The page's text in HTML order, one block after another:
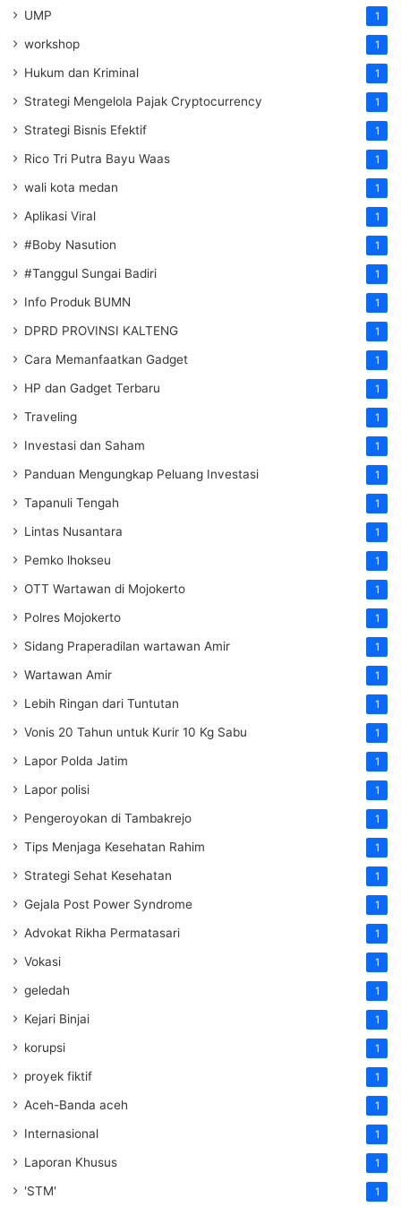
UMP 1
workshop 1
Hukum dan Kriminal 1
Strategi Mengelola Pajak Cryptocurrency 1
Strategi Bisnis Efektif 1
Rico Tri Putra Bayu Waas 1
wali kota medan 1
Aplikasi Viral 1
#Boby Nasution 1
#Tanggul Sungai Badiri 1
Info Produk BUMN 1
DPRD PROVINSI KALTENG 1
Cara Memanfaatkan Gadget 1
HP dan Gadget Terbaru 1
Traveling 1
Investasi dan Saham 1
Panduan Mengungkap Peluang Investasi 1
Tapanuli Tengah 1
Lintas Nusantara 1
Pemko lhokseu 1
OTT Wartawan di Mojokerto 1
Polres Mojokerto 1
Sidang Praperadilan wartawan Amir 1
Wartawan Amir 1
Lebih Ringan dari Tuntutan 1
Vonis 20 Tahun untuk Kurir 10 Kg Sabu 1
Lapor Polda Jatim 1
Lapor polisi 1
Pengeroyokan di Tambakrejo 1
Tips Menjaga Kesehatan Rahim 1
Strategi Sehat Kesehatan 1
Gejala Post Power Syndrome 1
Advokat Rikha Permatasari 1
Vokasi 1
geledah 1
Kejari Binjai 1
korupsi 1
proyek fiktif 1
Aceh-Banda aceh 1
Internasional 1
Laporan Khusus 1
'STM' 1